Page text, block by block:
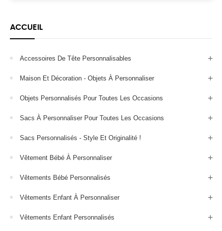
ACCUEIL
Accessoires De Tête Personnalisables
Maison Et Décoration - Objets À Personnaliser
Objets Personnalisés Pour Toutes Les Occasions
Sacs À Personnaliser Pour Toutes Les Occasions
Sacs Personnalisés - Style Et Originalité !
Vêtement Bébé À Personnaliser
Vêtements Bébé Personnalisés
Vêtements Enfant À Personnaliser
Vêtements Enfant Personnalisés